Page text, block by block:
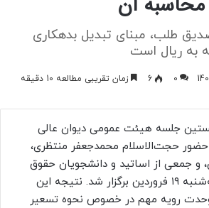
طلب، مبنای تبدیل بدهکاری
به ریال است
0
6 زمان تقریبی مطالعه 10 دقیقه
جلسه هیئت عمومی دیوان عالی
در سال ۱۴۰۴ با حضور حجت‌الاسلام محمدجعفر منتظری،
و جمعی از اساتید و دانشجویان حقوق
دانشگاه تهران، روز سه‌شنبه ۱۹ فروردین برگزار شد. نتیجه این
رویه مهم در خصوص نحوه تسعیر